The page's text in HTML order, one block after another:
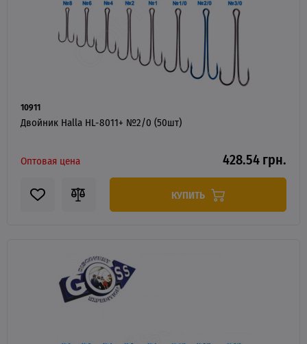
10911
Двойник Halla HL-8011+ №2/0 (50шт)
Оптовая цена 428.54 грн.
КУПИТЬ